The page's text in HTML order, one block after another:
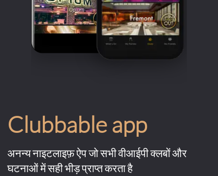
Clubbable app
अनन्य नाइटलाइफ़ ऐप जो सभी वीआईपी क्लबों और
घटनाओं में सही भीड़ प्राप्त करता है